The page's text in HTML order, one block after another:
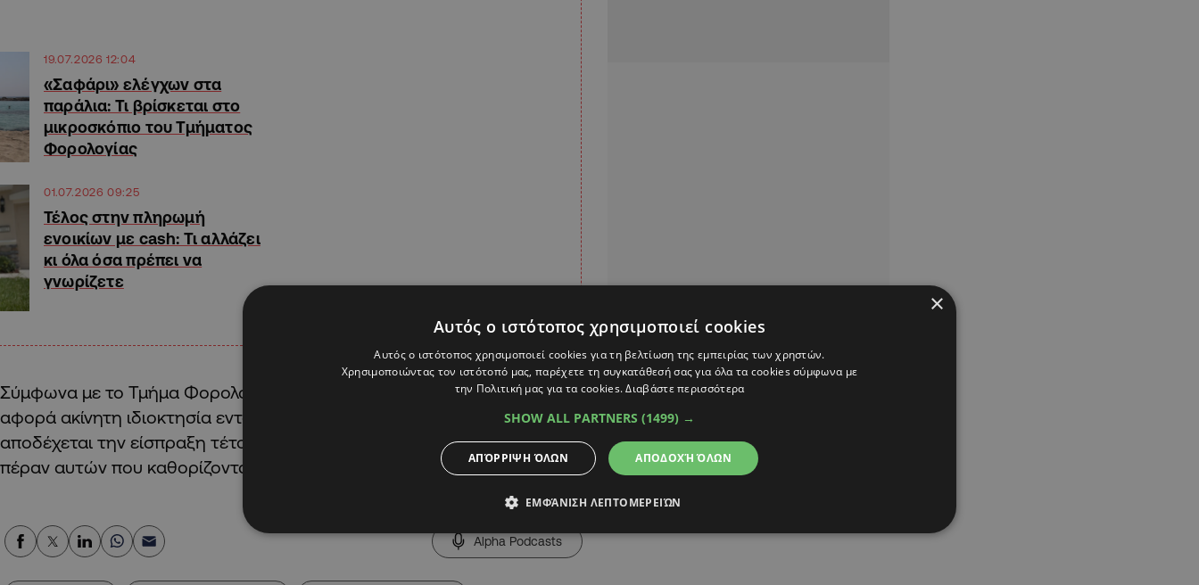
19.07.2026 12:04
«Σαφάρι» ελέγχων στα
παράλια: Τι βρίσκεται στο
μικροσκόπιο του Τμήματος
Φορολογίας
01.07.2026 09:25
Τέλος στην πληρωμή
ενοικίων με cash: Τι αλλάζει
κι όλα όσα πρέπει να
γνωρίζετε
Σύμφωνα με το Τμήμα Φορολογίας, κάθε δικαιούχος ενοικίου που
αφορά ακίνητη ιδιοκτησία εντός της Κύπρου δεν δύναται να
αποδέχεται την είσπραξη τέτοιου ενοικίου με οποιοδήποτε άλλο τρόπο,
πέραν αυτών που καθορίζονται πιο πάνω.
Alpha Podcasts
×
Αυτός ο ιστότοπος χρησιμοποιεί cookies
Αυτός ο ιστότοπος χρησιμοποιεί cookies για τη βελτίωση της εμπειρίας των χρηστών.
Χρησιμοποιώντας τον ιστότοπό μας, παρέχετε τη συγκατάθεσή σας για όλα τα cookies σύμφωνα με
την Πολιτική μας για τα cookies.Διαβάστε περισσότερα
SHOW ALL PARTNERS (1499) →
ΑΠΟΔΟΧΉ ΌΛΩΝ
ΑΠΌΡΡΙΨΗ ΌΛΩΝ
ΕΜΦΆΝΙΣΗ ΛΕΠΤΟΜΕΡΕΙΏΝ